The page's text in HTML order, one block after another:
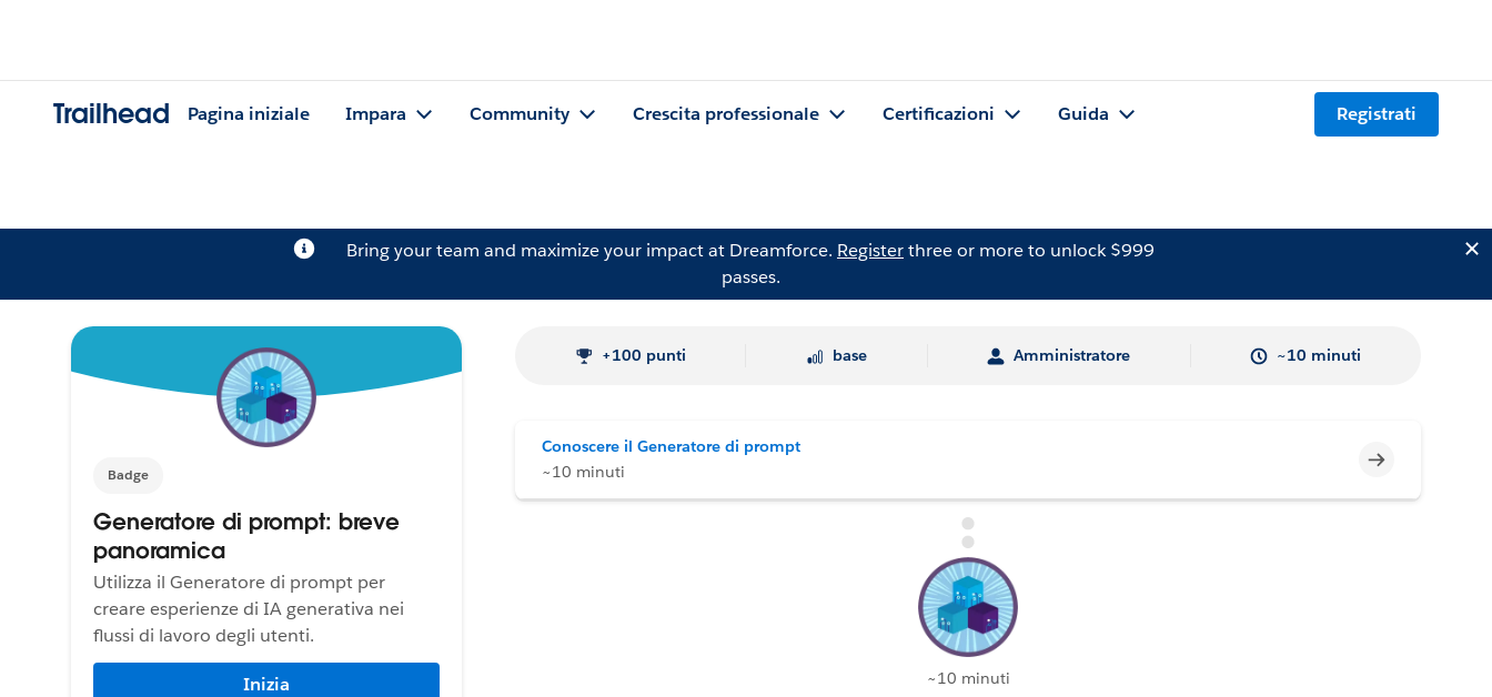
Trailhead Pagina iniziale Impara Community Crescita professionale Certificazioni Guida Registrati
Bring your team and maximize your impact at Dreamforce. Registerthree or more to unlock $999
passes.
Badge
Generatore di prompt: breve
panoramica
Utilizza il Generatore di prompt per
creare esperienze di IA generativa nei
flussi di lavoro degli utenti.
Inizia
+100 punti base Amministratore ~10 minuti
Conoscere il Generatore di prompt
~10 minuti
Incompleto
~10 minuti